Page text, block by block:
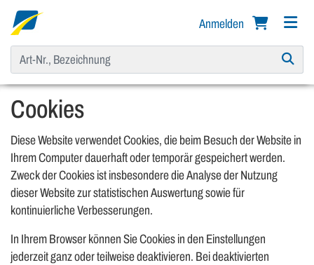
Anmelden
Cookies
Diese Website verwendet Cookies, die beim Besuch der Website in
Ihrem Computer dauerhaft oder temporär gespeichert werden.
Zweck der Cookies ist insbesondere die Analyse der Nutzung
dieser Website zur statistischen Auswertung sowie für
kontinuierliche Verbesserungen.
In Ihrem Browser können Sie Cookies in den Einstellungen
jederzeit ganz oder teilweise deaktivieren. Bei deaktivierten